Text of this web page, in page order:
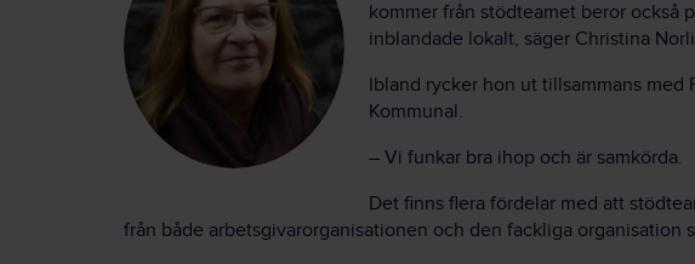
kommer från stödteamet beror också
inblandade lokalt, säger Christina
Ibland rycker hon ut tillsammans med
Kommunal.
– Vi funkar bra ihop och är samkörda.
Det finns flera fördelar med att
från både arbetsgivarorganisationen och den fackliga organisation